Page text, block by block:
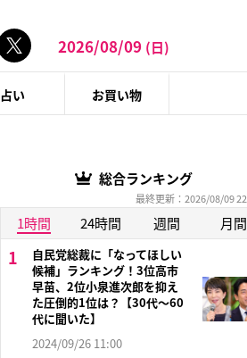
2026/08/09 (日)
占い お買い物
総合ランキング
最終更新：2026/08/09
1時間 24時間 週間 月間
自民党総裁に「なってほしい
候補」ランキング！3位高市
早苗、2位小泉進次郎を抑え
た圧倒的1位は？【30代〜60
代に聞いた】
2024/09/26 11:00